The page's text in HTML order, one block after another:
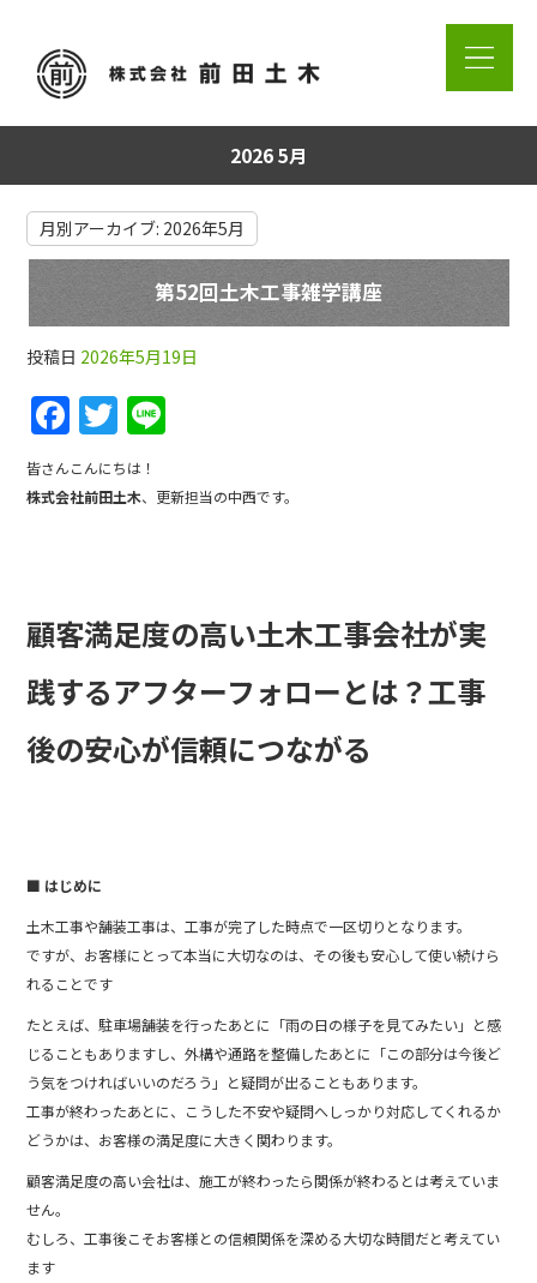
2026 5月
月別アーカイブ: 2026年5月
第52回土木工事雑学講座
投稿日 2026年5月19日
F
a
c
o
o
k
T
w
itt e
皆さんこんにちは！
株式会社前田土木、更新担当の中西です。
顧客満足度の高い土木工事会社が実
践するアフターフォローとは？工事
後の安心が信頼につながる
■ はじめに
土木工事や舗装工事は、工事が完了した時点で一区切りとなります。
ですが、お客様にとって本当に大切なのは、その後も安心して使い続けら
れることです
たとえば、駐車場舗装を行ったあとに「雨の日の様子を見てみたい」と感
じることもありますし、外構や通路を整備したあとに「この部分は今後ど
う気をつければいいのだろう」と疑問が出ることもあります。
工事が終わったあとに、こうした不安や疑問へしっかり対応してくれるか
どうかは、お客様の満足度に大きく関わります。
顧客満足度の高い会社は、施工が終わったら関係が終わるとは考えていま
せん。
むしろ、工事後こそお客様との信頼関係を深める大切な時間だと考えてい
ます